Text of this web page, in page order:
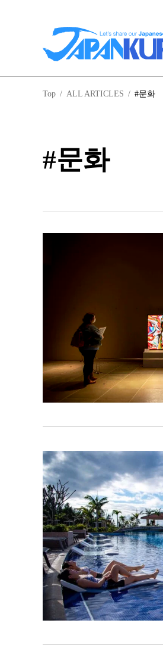
Top / ALL ARTICLES / #문화
#문화